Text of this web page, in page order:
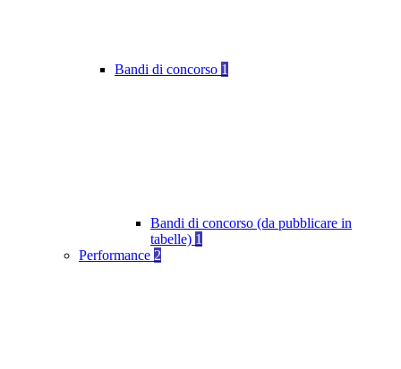
Bandi di concorso 1
Bandi di concorso (da pubblicare in
tabelle) 1
Performance 2